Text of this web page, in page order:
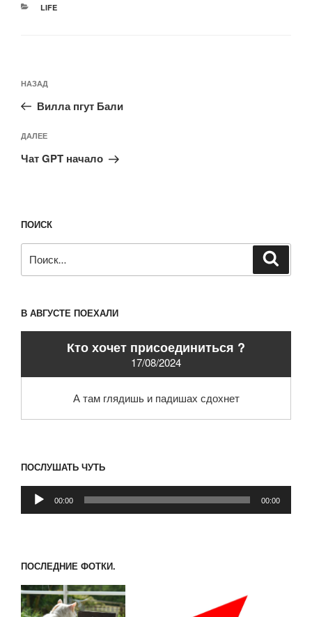
РУБРИКИ
LIFE
по
записям
Предыдущая
запись:
НАЗАД
Вилла пгут Бали
Следующая
запись
ДАЛЕЕ
Чат GPT начало
ПОИСК
В АВГУСТЕ ПОЕХАЛИ
Кто хочет присоединиться ?
17/08/2024
А там глядишь и падишах сдохнет
ПОСЛУШАТЬ ЧУТЬ
Аудиоплеер
00:00 00:00
ПОСЛЕДНИЕ ФОТКИ.